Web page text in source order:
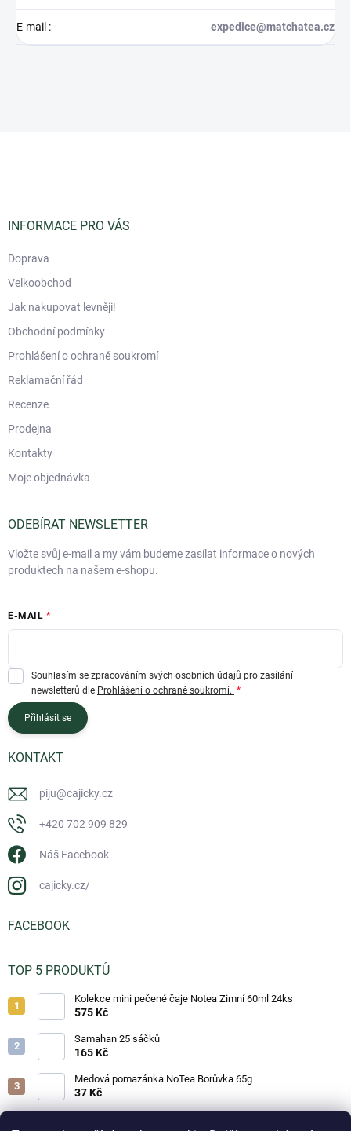
E-mail : expedice@matchatea.cz
INFORMACE PRO VÁS
Doprava
Velkoobchod
Jak nakupovat levněji!
Obchodní podmínky
Prohlášení o ochraně soukromí
Reklamační řád
Recenze
Prodejna
Kontakty
Moje objednávka
ODEBÍRAT NEWSLETTER
Vložte svůj e-mail a my vám budeme zasílat informace o nových
produktech na našem e-shopu.
E-MAIL
Souhlasím se zpracováním svých osobních údajů pro zasílání
newsletterů dle Prohlášení o ochraně soukromí.
Přihlásit se
KONTAKT
piju@cajicky.cz
+420 702 909 829
Náš Facebook
cajicky.cz/
FACEBOOK
TOP 5 PRODUKTŮ
Kolekce mini pečené čaje Notea Zimní 60ml 24ks
575 Kč
Samahan 25 sáčků
165 Kč
Medová pomazánka NoTea Borůvka 65g
37 Kč